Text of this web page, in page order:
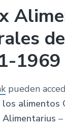
pueden
los alimentos
Alimentarius